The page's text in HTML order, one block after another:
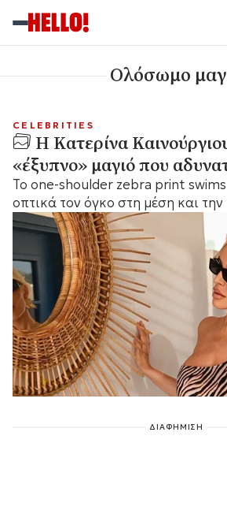
Ολόσωμο
CELEBRITIES
Η Κατερίνα
«έξυπνο» μαγιό που
Το one-shoulder zebra print
οπτικά τον όγκο στη μέση και την
ΔΙΑΦΗΜΙΣΗ